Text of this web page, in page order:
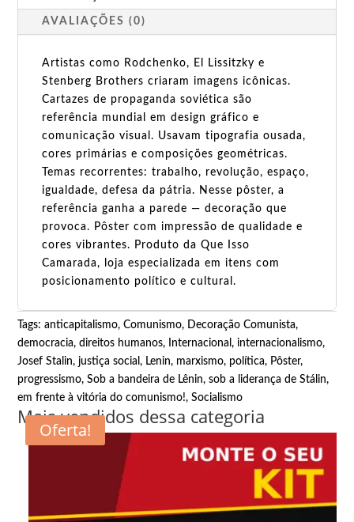
comunismo!
AVALIAÇÕES (0)
Artistas como Rodchenko, El Lissitzky e
Stenberg Brothers criaram imagens icônicas.
Cartazes de propaganda soviética são
referência mundial em design gráfico e
comunicação visual. Usavam tipografia ousada,
cores primárias e composições geométricas.
Temas recorrentes: trabalho, revolução, espaço,
igualdade, defesa da pátria. Nesse pôster, a
referência ganha a parede — decoração que
provoca. Pôster com impressão de qualidade e
cores vibrantes. Produto da Que Isso
Camarada, loja especializada em itens com
posicionamento político e cultural.
Tags:anticapitalismo,Comunismo, Decoração Comunista,
democracia,direitos humanos, Internacional,internacionalismo,
Josef Stalin,justiça social, Lenin, marxismo, política, Pôster,
progressismo,Sob a bandeira de Lênin, sob a liderança de Stálin,
em frente à vitória do comunismo!,Socialismo
Mais vendidos dessa categoria
Oferta!